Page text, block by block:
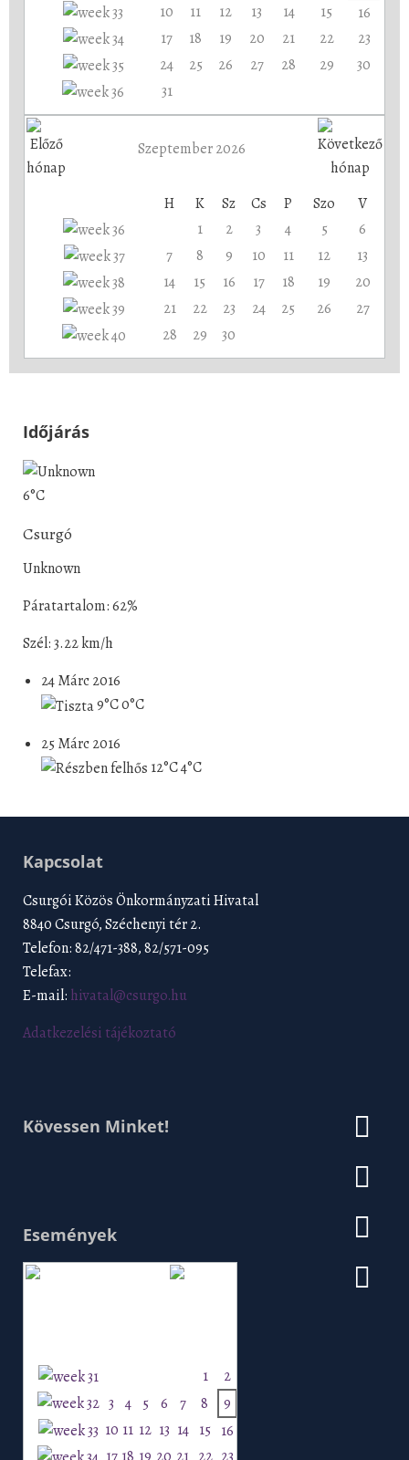
10
11 12 13 14 15
16
17
18 19 20 21 22
23
24
25 26 27 28 29
30
31
Szeptember 2026
H K Sz Cs P Szo
V
1
2 3 4 5
6
7
8 9 10 11 12
13
14
15 16 17 18 19
20
21
22 23 24 25 26
27
28
29 30
Időjárás
6°C
Csurgó
Unknown
Páratartalom: 62%
Szél: 3.22 km/h
24 Márc 2016
9°C0°C
25 Márc 2016
12°C4°C
Kapcsolat
Csurgói Közös Önkormányzati Hivatal
8840 Csurgó, Széchenyi tér 2.
Telefon: 82/471-388, 82/571-095
Telefax:
E-mail: hivatal@csurgo.hu
Adatkezelési tájékoztató
Kövessen Minket!
Események
1
2
3 4 5 6 7 8
9
10 11 12 13 14 15 16